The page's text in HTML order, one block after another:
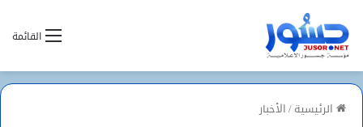
القائمة
الرئيسية/الأخبار